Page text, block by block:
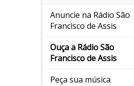
Anuncie na Rádio São
Francisco de Assis
Ouça a Rádio São
Francisco de Assis
Peça sua música